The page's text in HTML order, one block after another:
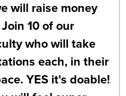
will raise money
10 of our
who will take
each, in their
YES it's doable!